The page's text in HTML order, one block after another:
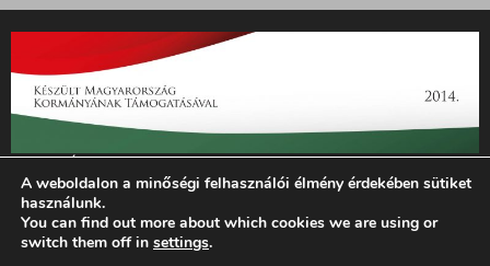
„Az Új Ember katolikus hetilap 2014. évi működésének
támogatását az EGYH-KCP-14-P-0121 sz. támogatási
szerződés keretében 3 000 000 Ft összegben támogatta az
Emberi Erőforrások Minisztériuma.”
A weboldalon a minőségi felhasználói élmény érdekében sütiket
használunk.
You can find out more about which cookies we are using or
switch them off in settings.